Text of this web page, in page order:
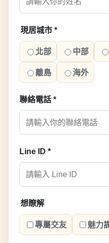
現居城市 *
北部 中部
離島 海外
聯絡電話 *
Line ID *
想瞭解
專屬交友 魅力